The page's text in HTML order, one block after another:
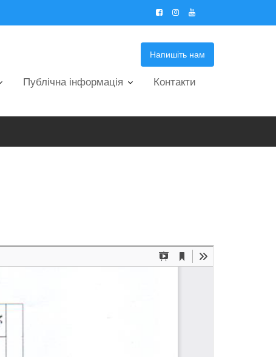
Напишіть нам
Публічна інформація Контакти